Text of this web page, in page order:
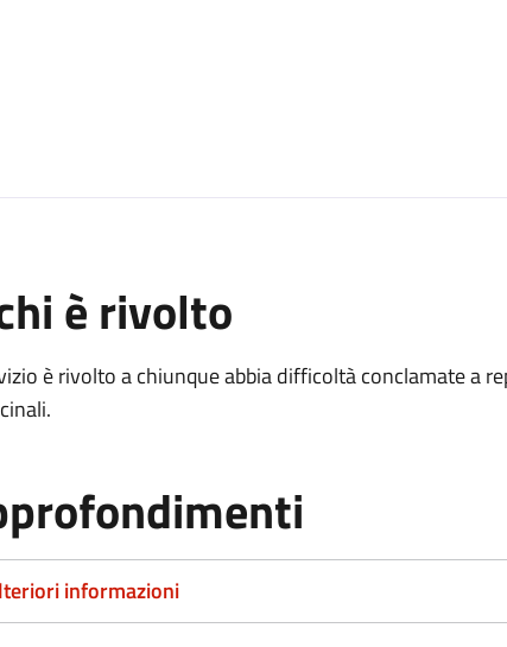
è rivolto
è rivolto a chiunque abbia difficoltà conclamate a
informazioni